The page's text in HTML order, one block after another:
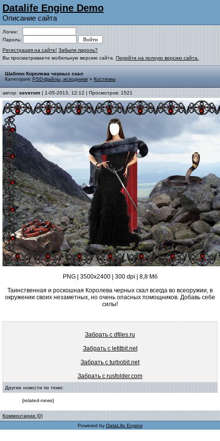
Datalife Engine Demo
Описание сайта
Логин:
Пароль:
Регистрация на сайте! Забыли пароль?
Вы просматриваете мобильную версию сайта. Перейти на полную версию сайта.
Шаблон Королева черных скал
Категория: PSD-файлы, исходники » Костюмы
автор: severom | 1-05-2013, 12:12 | Просмотров: 1521
PNG | 3500х2400 | 300 dpi | 8,8 Мб
Таинственная и роскошная Королева черных скал всегда во всеоружии, в
окружении своих незаметных, но очень опасных помощников. Добавь себе
силы!
Забрать с dfiles.ru
Забрать с letitbit.net
Забрать с turbobit.net
Забрать с rusfolder.com
Другие новости по теме:
{related-news}
Комментарии (0)
Powered by DataLife Engine